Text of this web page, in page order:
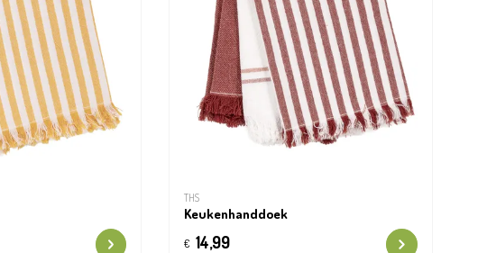
THS
Keukenhanddoek
€ 14,99